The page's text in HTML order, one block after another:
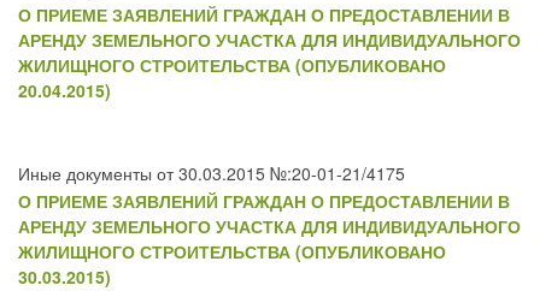
О ПРИЕМЕ ЗАЯВЛЕНИЙ ГРАЖДАН О ПРЕДОСТАВЛЕНИИ В
АРЕНДУ ЗЕМЕЛЬНОГО УЧАСТКА ДЛЯ ИНДИВИДУАЛЬНОГО
ЖИЛИЩНОГО СТРОИТЕЛЬСТВА (ОПУБЛИКОВАНО
20.04.2015)
Иные документы от 30.03.2015 №:20-01-21/4175
О ПРИЕМЕ ЗАЯВЛЕНИЙ ГРАЖДАН О ПРЕДОСТАВЛЕНИИ В
АРЕНДУ ЗЕМЕЛЬНОГО УЧАСТКА ДЛЯ ИНДИВИДУАЛЬНОГО
ЖИЛИЩНОГО СТРОИТЕЛЬСТВА (ОПУБЛИКОВАНО
30.03.2015)